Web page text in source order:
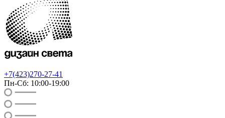
+7(423)270-27-41
Пн-Сб: 10:00-19:00